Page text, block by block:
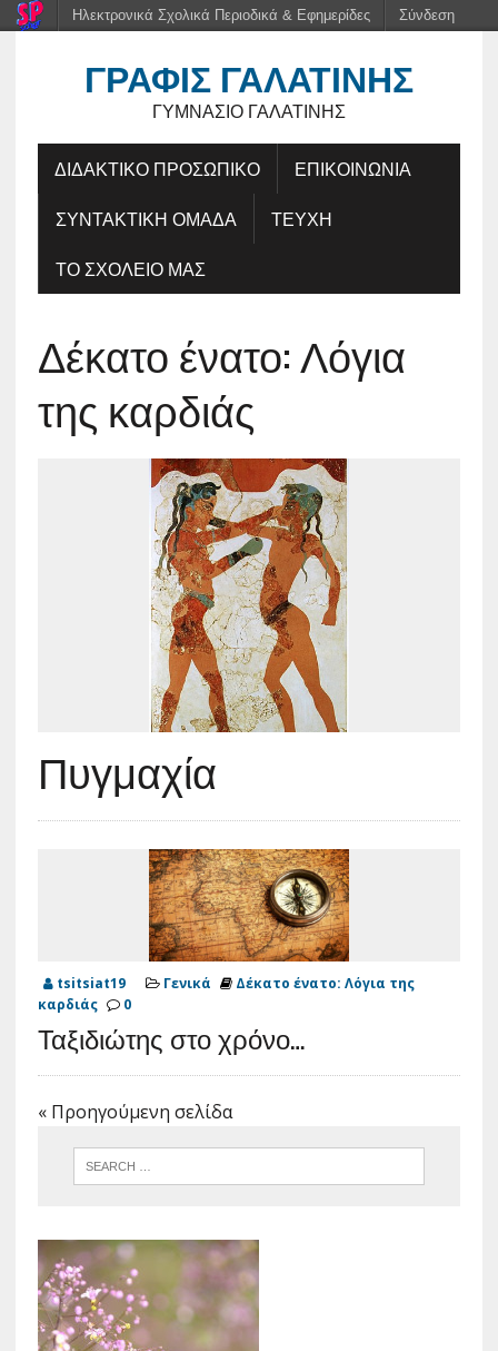
ΓΡΑΦΊΣ ΓΑΛΑΤΙΝΉΣ
ΓΥΜΝΆΣΙΟ ΓΑΛΑΤΙΝΉΣ
ΔΙΔΑΚΤΙΚΟ ΠΡΟΣΩΠΙΚΟ
ΕΠΙΚΟΙΝΩΝΙΑ
ΣΥΝΤΑΚΤΙΚΗ ΟΜΑΔΑ
ΤΕΥΧΗ
ΤΟ ΣΧΟΛΕΙΟ ΜΑΣ
Δέκατο ένατο: Λόγια
της καρδιάς
Πυγμαχία
tsitsiat19 Γενικά
Δέκατο ένατο: Λόγια της
καρδιάς
0
Ταξιδιώτης στο χρόνο…
« Προηγούμενη σελίδα
Ηλεκτρονικά Σχολικά Περιοδικά & Εφημερίδες Σύνδεση